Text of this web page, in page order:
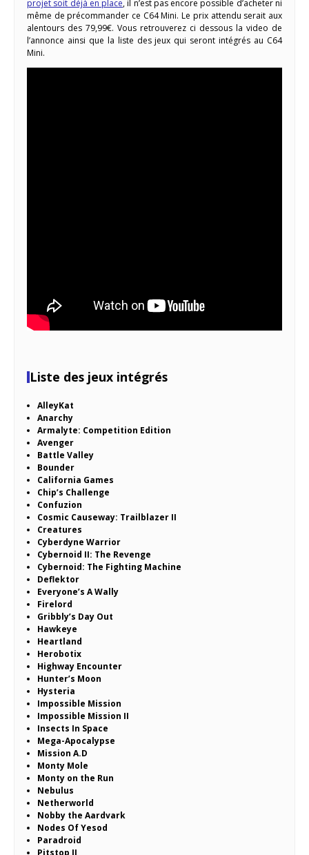
projet soit déjà en place, il n’est pas encore possible d’acheter ni
même de précommander ce C64 Mini. Le prix attendu serait aux
alentours des 79,99€. Vous retrouverez ci dessous la video de
l’annonce ainsi que la liste des jeux qui seront intégrés au C64
Mini.
Liste des jeux intégrés
AlleyKat
Anarchy
Armalyte: Competition Edition
Avenger
Battle Valley
Bounder
California Games
Chip’s Challenge
Confuzion
Cosmic Causeway: Trailblazer II
Creatures
Cyberdyne Warrior
Cybernoid II: The Revenge
Cybernoid: The Fighting Machine
Deflektor
Everyone’s A Wally
Firelord
Gribbly’s Day Out
Hawkeye
Heartland
Herobotix
Highway Encounter
Hunter’s Moon
Hysteria
Impossible Mission
Impossible Mission II
Insects In Space
Mega-Apocalypse
Mission A.D
Monty Mole
Monty on the Run
Nebulus
Netherworld
Nobby the Aardvark
Nodes Of Yesod
Paradroid